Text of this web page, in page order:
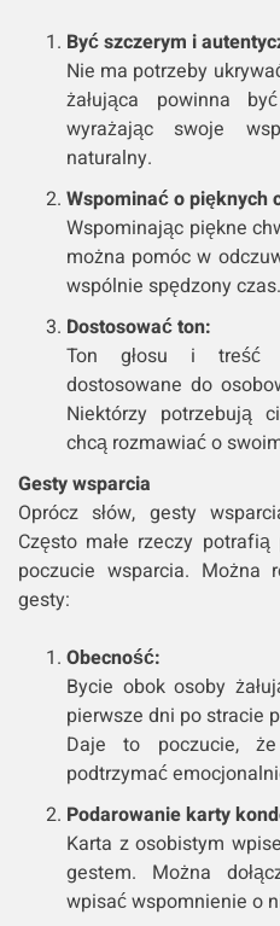
Być szczerym i
Nie ma potrzeby
żałująca powinna
wyrażając swoje
naturalny.
Wspominać o pięknych
Wspominając piękne
można pomóc w
wspólnie spędzony czas.
Dostosować ton:
Ton głosu i treść
dostosowane do
Niektórzy potrzebują
chcą rozmawiać o
Gesty wsparcia
Oprócz słów, gesty
Często małe rzeczy
poczucie wsparcia. Można
gesty:
Obecność:
Bycie obok osoby
pierwsze dni po stracie
Daje to poczucie,
podtrzymać
Podarowanie karty
Karta z osobistym
gestem. Można
wpisać wspomnienie o